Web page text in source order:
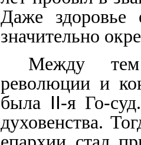
Даже здоровье
значительно
Между тем
революции и
была II-я Го-
духовенства.